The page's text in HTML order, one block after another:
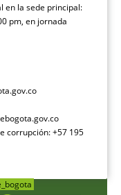
en la sede principal:
pm, en jornada
corrupción: +57 195